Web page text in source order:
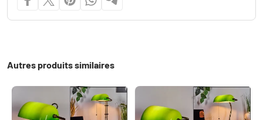
Autres produits similaires